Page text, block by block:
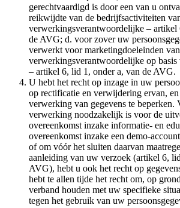
gerechtvaardigd is door een van u
reikwijdte van de bedrijfsactiviteiten
verwerkingsverantwoordelijke – artikel
de AVG; d. voor zover uw
verwerkt voor marketingdoeleinden
verwerkingsverantwoordelijke op basis
– artikel 6, lid 1, onder a, van de AVG.
U hebt het recht op inzage in uw
op rectificatie en verwijdering ervan,
verwerking van gegevens te beperken.
verwerking noodzakelijk is voor de
overeenkomst inzake informatie- en
overeenkomst inzake een demo-
of om vóór het sluiten daarvan
aanleiding van uw verzoek (artikel 6,
AVG), hebt u ook het recht op
hebt te allen tijde het recht om, op
verband houden met uw specifieke
tegen het gebruik van uw